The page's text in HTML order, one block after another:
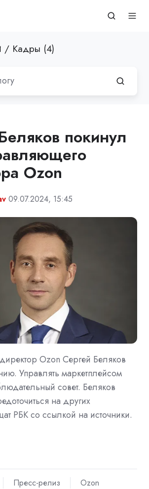
/ Кадры (4)
покинул
Ozon
09.07.2024, 15:45
Ozon Сергей Беляков
Управлять маркетплейсом
совет. Беляков
на других
РБК со ссылкой на источники.
Пресс-релиз Ozon